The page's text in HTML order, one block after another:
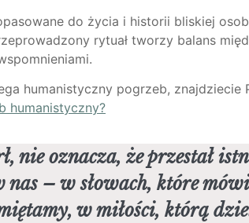
do życia i historii bliskiej
rytuał tworzy balans
humanistyczny pogrzeb, znajdziecie
humanistyczny?
nie oznacza, że przestał
nas – w słowach, które
w miłości, którą